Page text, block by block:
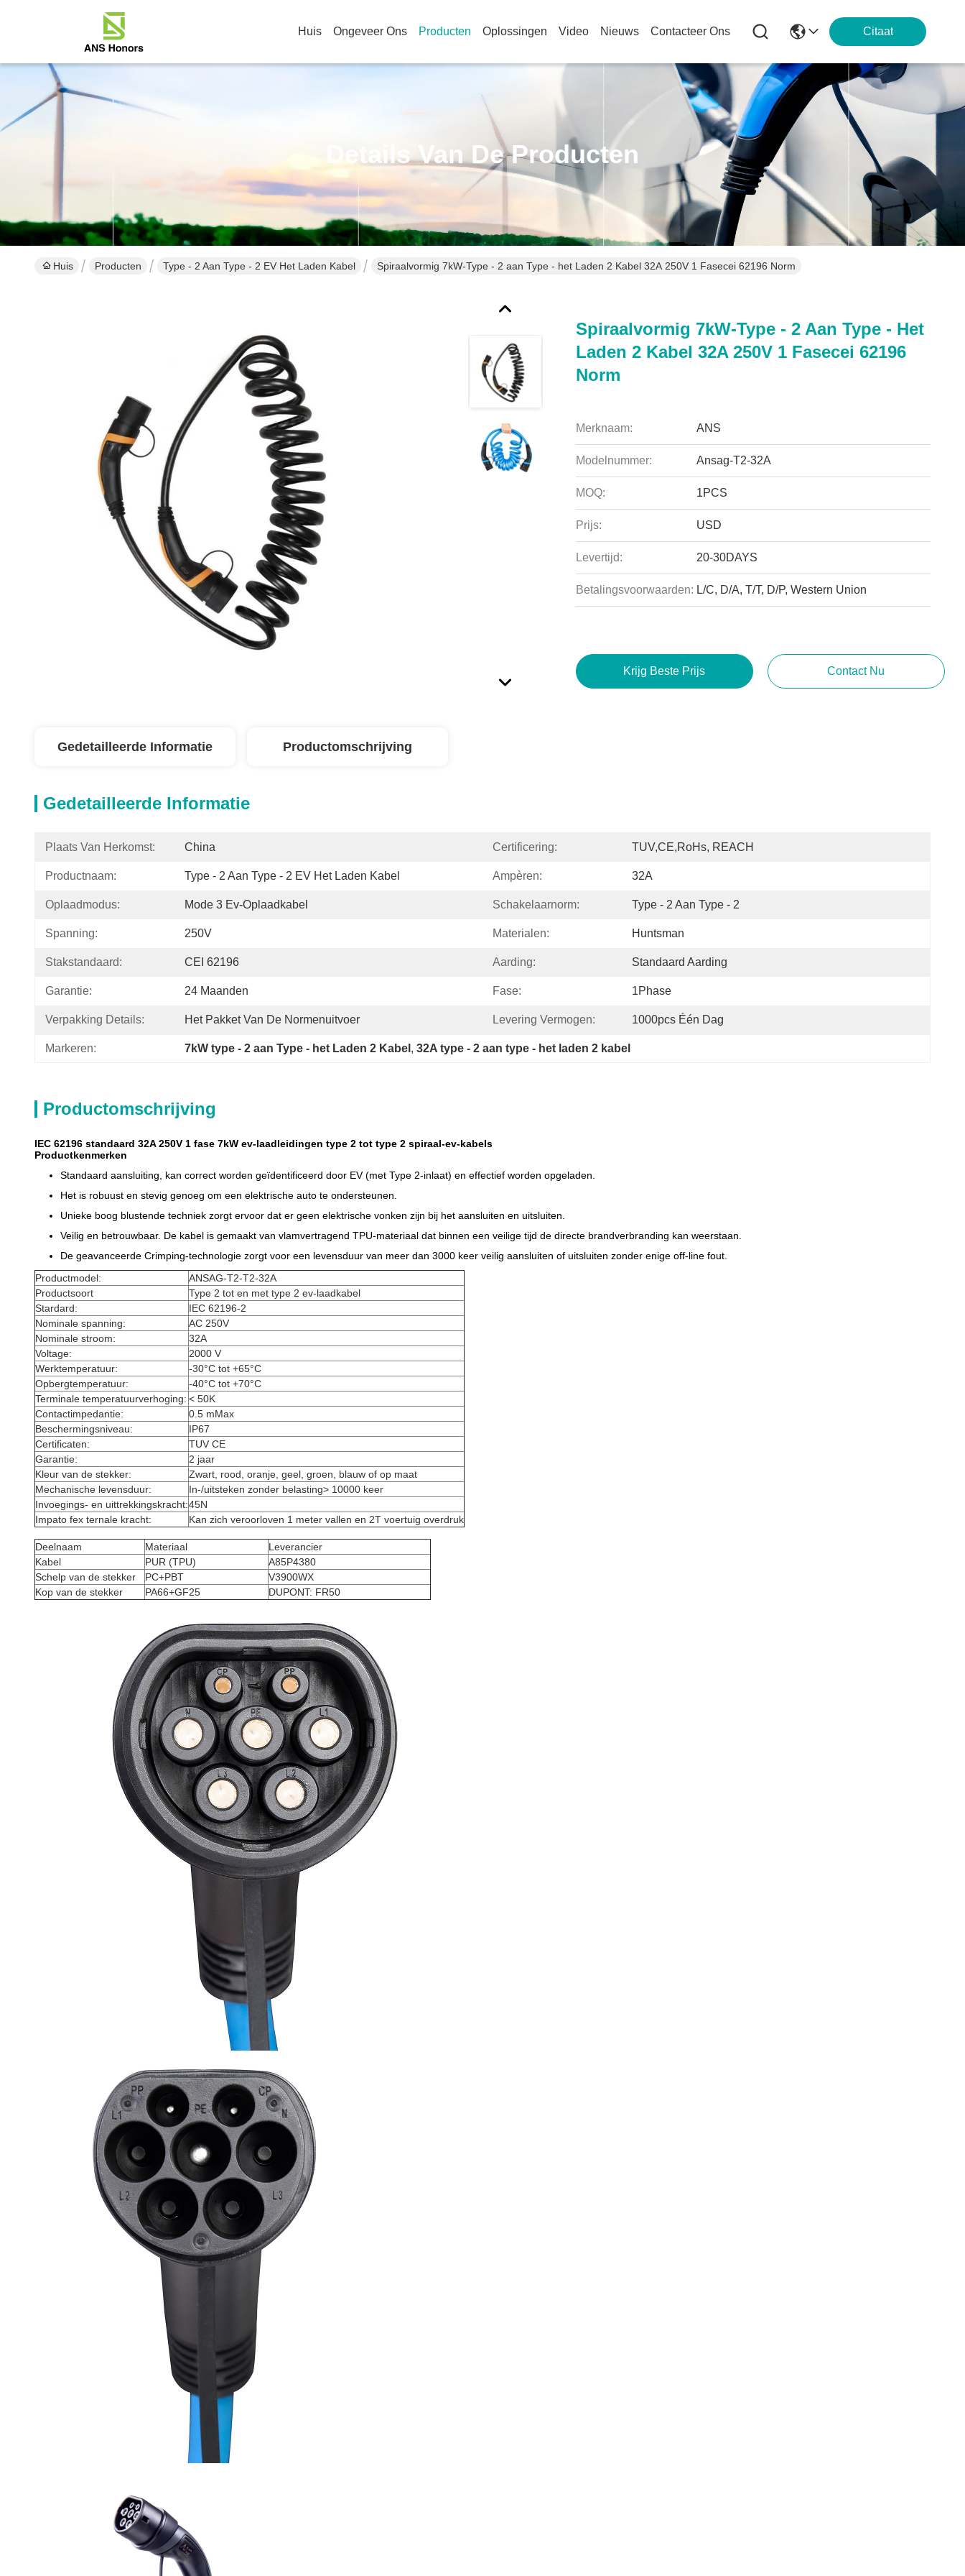
Huis Ongeveer Ons Producten Oplossingen Video Nieuws Contacteer Ons Citaat
Details Van De Producten
Huis Producten Type - 2 Aan Type - 2 EV Het Laden Kabel Spiraalvormig 7kW-Type - 2 aan Type - het Laden 2 Kabel 32A 250V 1 Fasecei 62196 Norm
Spiraalvormig 7kW-Type - 2 Aan Type - Het
Laden 2 Kabel 32A 250V 1 Fasecei 62196
Norm
Merknaam: ANS
Modelnummer: Ansag-T2-32A
MOQ: 1PCS
Prijs: USD
Levertijd: 20-30DAYS
Betalingsvoorwaarden: L/C, D/A, T/T, D/P, Western Union
Krijg Beste Prijs Contact Nu
Gedetailleerde Informatie Productomschrijving
Gedetailleerde Informatie
Plaats Van Herkomst: China Certificering: TUV,CE,RoHs, REACH
Productnaam: Type - 2 Aan Type - 2 EV Het Laden Kabel Ampèren: 32A
Oplaadmodus: Mode 3 Ev-Oplaadkabel Schakelaarnorm: Type - 2 Aan Type - 2
Spanning: 250V Materialen: Huntsman
Stakstandaard: CEI 62196 Aarding: Standaard Aarding
Garantie: 24 Maanden Fase: 1Phase
Verpakking Details: Het Pakket Van De Normenuitvoer Levering Vermogen: 1000pcs Één Dag
Markeren: 7kW type - 2 aan Type - het Laden 2 Kabel , 32A type - 2 aan type - het laden 2 kabel
Productomschrijving
IEC 62196 standaard 32A 250V 1 fase 7kW ev-laadleidingen type 2 tot type 2 spiraal-ev-kabels
Productkenmerken
Standaard aansluiting, kan correct worden geïdentificeerd door EV (met Type 2-inlaat) en effectief worden opgeladen.
Het is robuust en stevig genoeg om een elektrische auto te ondersteunen.
Unieke boog blustende techniek zorgt ervoor dat er geen elektrische vonken zijn bij het aansluiten en uitsluiten.
Veilig en betrouwbaar. De kabel is gemaakt van vlamvertragend TPU-materiaal dat binnen een veilige tijd de directe brandverbranding kan weerstaan.
De geavanceerde Crimping-technologie zorgt voor een levensduur van meer dan 3000 keer veilig aansluiten of uitsluiten zonder enige off-line fout.
Productmodel:
ANSAG-T2-T2-32A
Productsoort
Type 2 tot en met type 2 ev-laadkabel
Stardard:
IEC 62196-2
Nominale spanning:
AC 250V
Nominale stroom:
32A
Voltage:
2000 V
Werktemperatuur:
-30°C tot +65°C
Opbergtemperatuur:
-40°C tot +70°C
Terminale temperatuurverhoging: < 50K
Contactimpedantie:
0.5 mMax
Beschermingsniveau:
IP67
Certificaten:
TUV CE
Garantie:
2 jaar
Kleur van de stekker:
Zwart, rood, oranje, geel, groen, blauw of op maat
Mechanische levensduur:
In-/uitsteken zonder belasting> 10000 keer
Invoegings- en uittrekkingskracht:45N
Impato fex ternale kracht:
Kan zich veroorloven 1 meter vallen en 2T voertuig overdruk
Deelnaam Materiaal
Leverancier
Kabel
PUR (TPU)
A85P4380
Schelp van de stekker
PC+PBT
V3900WX
Kop van de stekker
PA66+GF25 DUPONT: FR50